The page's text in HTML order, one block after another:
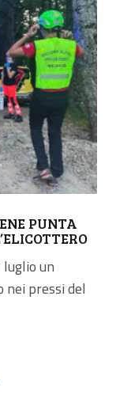
PUNTA
un
nei pressi del